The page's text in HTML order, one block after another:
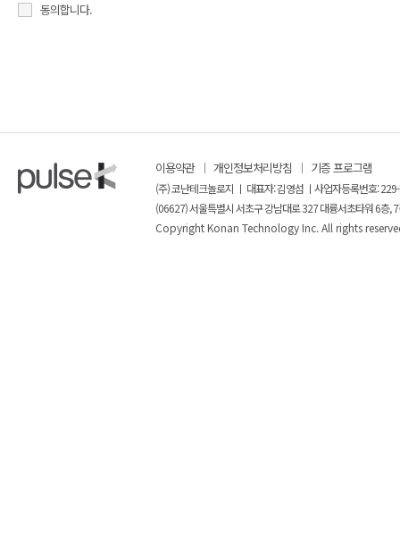
동의합니다.
이용약관 개인정보처리방침 기증 프로그램
(주) 코난테크놀로지 ㅣ 대표자: 김영섬 ㅣ사업자등록번호:
(06627) 서울특별시 서초구 강남대로 327 대륭서초타워 6층,
Copyright Konan Technology Inc. All rights